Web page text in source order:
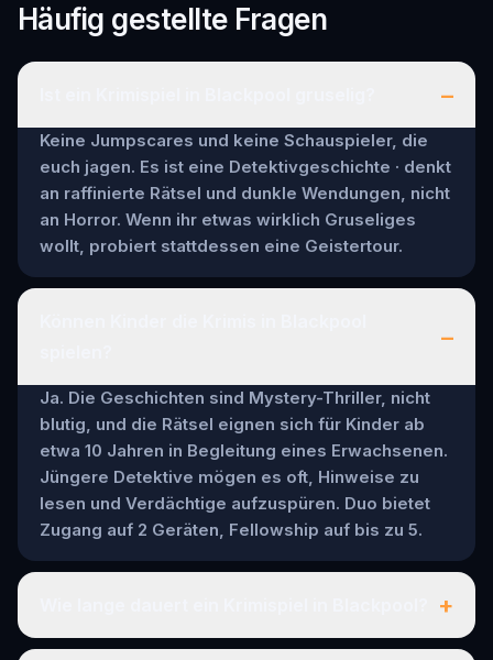
Häufig gestellte Fragen
–
Keine Jumpscares und keine Schauspieler, die
euch jagen. Es ist eine Detektivgeschichte · denkt
an raffinierte Rätsel und dunkle Wendungen, nicht
an Horror. Wenn ihr etwas wirklich Gruseliges
wollt, probiert stattdessen eine Geistertour.
–
Ja. Die Geschichten sind Mystery-Thriller, nicht
blutig, und die Rätsel eignen sich für Kinder ab
etwa 10 Jahren in Begleitung eines Erwachsenen.
Jüngere Detektive mögen es oft, Hinweise zu
lesen und Verdächtige aufzuspüren. Duo bietet
Zugang auf 2 Geräten, Fellowship auf bis zu 5.
+